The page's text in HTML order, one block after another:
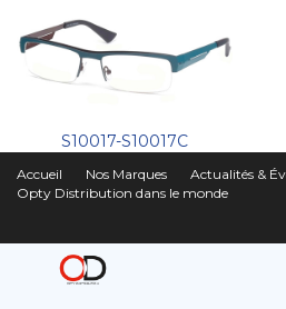
S10017-S10017C
Accueil Nos Marques
Actualités &
Opty Distribution dans le monde